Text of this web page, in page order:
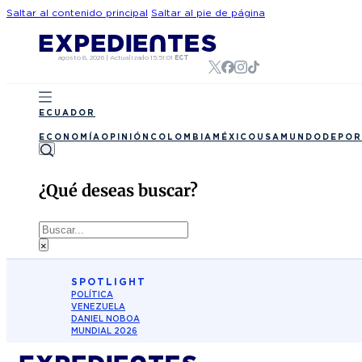
Saltar al contenido principal Saltar al pie de página
agosto 8, 2026 | Actualizado 15:51:01 ECT
ECUADOR
ECONOMÍA OPINIÓN COLOMBIA MÉXICO USA MUNDO
¿Qué deseas buscar?
Buscar
×
SPOTLIGHT
POLÍTICA
VENEZUELA
DANIEL NOBOA
MUNDIAL 2026